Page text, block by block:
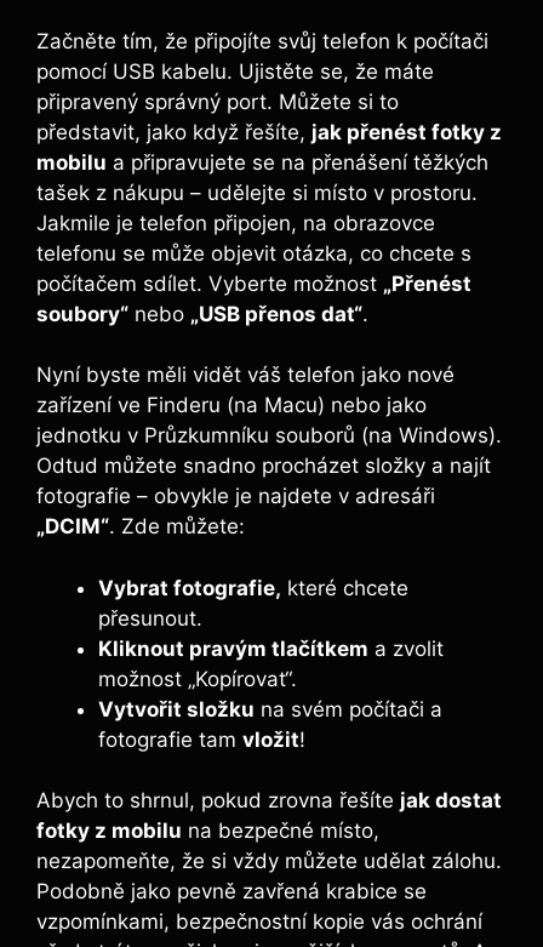
Začněte tím, že připojíte svůj telefon k počítači
pomocí USB kabelu. Ujistěte se, že máte
připravený správný port. Můžete si to
představit, jako když řešíte, jak přenést fotky z
mobilu a připravujete se na přenášení těžkých
tašek z nákupu – udělejte si místo v prostoru.
Jakmile je telefon připojen, na obrazovce
telefonu se může objevit otázka, co chcete s
počítačem sdílet. Vyberte možnost „Přenést
soubory“ nebo „USB přenos dat“.
Nyní byste měli vidět váš telefon jako nové
zařízení ve Finderu (na Macu) nebo jako
jednotku v Průzkumníku souborů (na Windows).
Odtud můžete snadno procházet složky a najít
fotografie – obvykle je najdete v adresáři
„DCIM“. Zde můžete:
Vybrat fotografie, které chcete
přesunout.
Kliknout pravým tlačítkem a zvolit
možnost „Kopírovat“.
Vytvořit složku na svém počítači a
fotografie tam vložit!
Abych to shrnul, pokud zrovna řešíte jak dostat
fotky z mobilu na bezpečné místo,
nezapomeňte, že si vždy můžete udělat zálohu.
Podobně jako pevně zavřená krabice se
vzpomínkami, bezpečnostní kopie vás ochrání